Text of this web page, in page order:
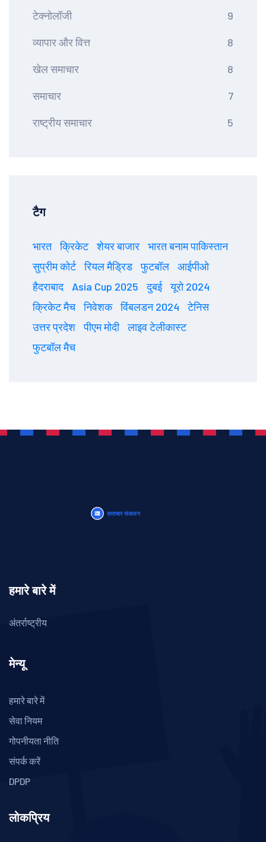
टेक्नोलॉजी 9
व्यापार और वित्त 8
खेल समाचार 8
समाचार 7
राष्ट्रीय समाचार 5
टैग
भारत क्रिकेट शेयर बाजार
भारत बनाम पाकिस्तान
सुप्रीम कोर्ट
रियल मैड्रिड फुटबॉल
आईपीओ
हैदराबाद
Asia Cup 2025 दुबई
यूरो 2024
क्रिकेट मैच
निवेशक विंबलडन 2024
टेनिस
उत्तर प्रदेश
पीएम मोदी
लाइव टेलीकास्ट
फुटबॉल मैच
हमारे बारे में
अंतर्राष्ट्रीय
मेन्यू
हमारे बारे में
सेवा नियम
गोपनीयता नीति
संपर्क करें
DPDP
लोकप्रिय